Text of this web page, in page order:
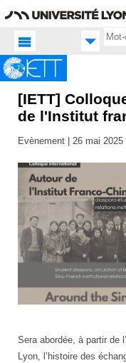
Accueil
FR
[IETT]
de l'Institut
Evènement | 26 mai 2025
Sera abordée, à partir de
Lyon, l’histoire des